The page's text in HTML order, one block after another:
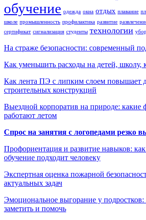
обучение одежда окна отдых плавание
школе промышленность профилактика развитие
сертификат сигнализация студенты технологии
На страже безопасности: современный
Как уменьшить расходы на детей, школу,
Как лента ПЭ с липким слоем повышает
строительных конструкций
Выездной корпоратив на природе: какие
работают летом
Спрос на занятия с логопедами резко
Профориентация и развитие навыков: как
обучение подходит человеку
Экспертная оценка пожарной
актуальных задач
Эмоциональное выгорание у подростков:
заметить и помочь